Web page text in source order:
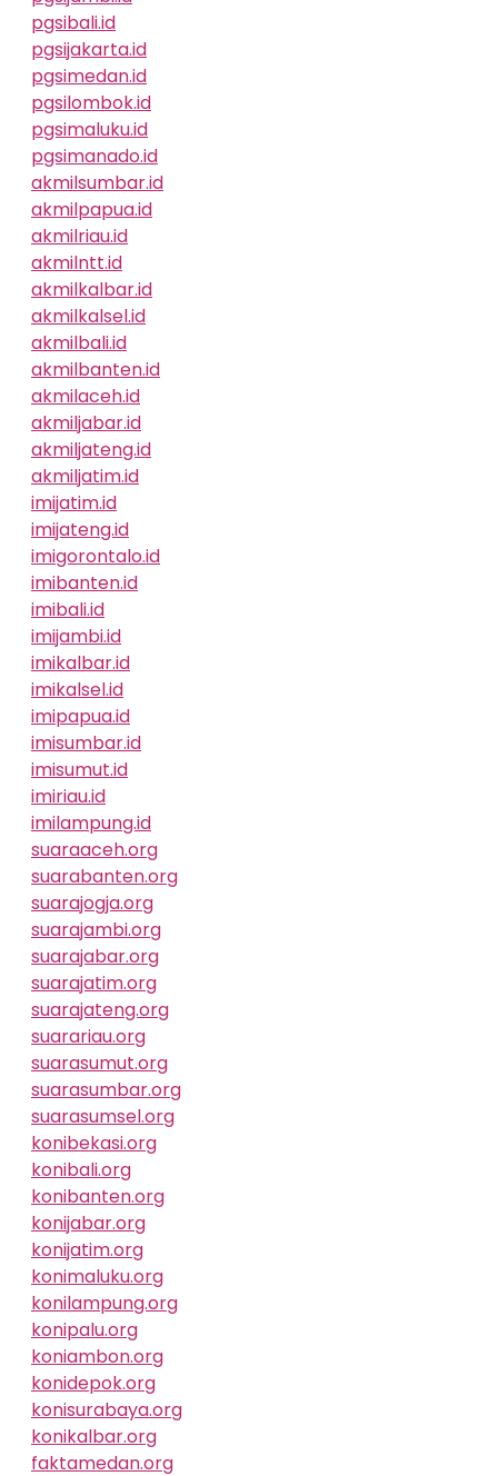
pgsibali.id
pgsijakarta.id
pgsimedan.id
pgsilombok.id
pgsimaluku.id
pgsimanado.id
akmilsumbar.id
akmilpapua.id
akmilriau.id
akmilntt.id
akmilkalbar.id
akmilkalsel.id
akmilbali.id
akmilbanten.id
akmilaceh.id
akmiljabar.id
akmiljateng.id
akmiljatim.id
imijatim.id
imijateng.id
imigorontalo.id
imibanten.id
imibali.id
imijambi.id
imikalbar.id
imikalsel.id
imipapua.id
imisumbar.id
imisumut.id
imiriau.id
imilampung.id
suaraaceh.org
suarabanten.org
suarajogja.org
suarajambi.org
suarajabar.org
suarajatim.org
suarajateng.org
suarariau.org
suarasumut.org
suarasumbar.org
suarasumsel.org
konibekasi.org
konibali.org
konibanten.org
konijabar.org
konijatim.org
konimaluku.org
konilampung.org
konipalu.org
koniambon.org
konidepok.org
konisurabaya.org
konikalbar.org
faktamedan.org